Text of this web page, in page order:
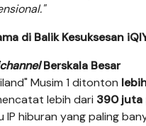
di Balik Kesuksesan
Berskala
Musim 1 ditonton
lebih dari 390 juta
IP hiburan yang paling